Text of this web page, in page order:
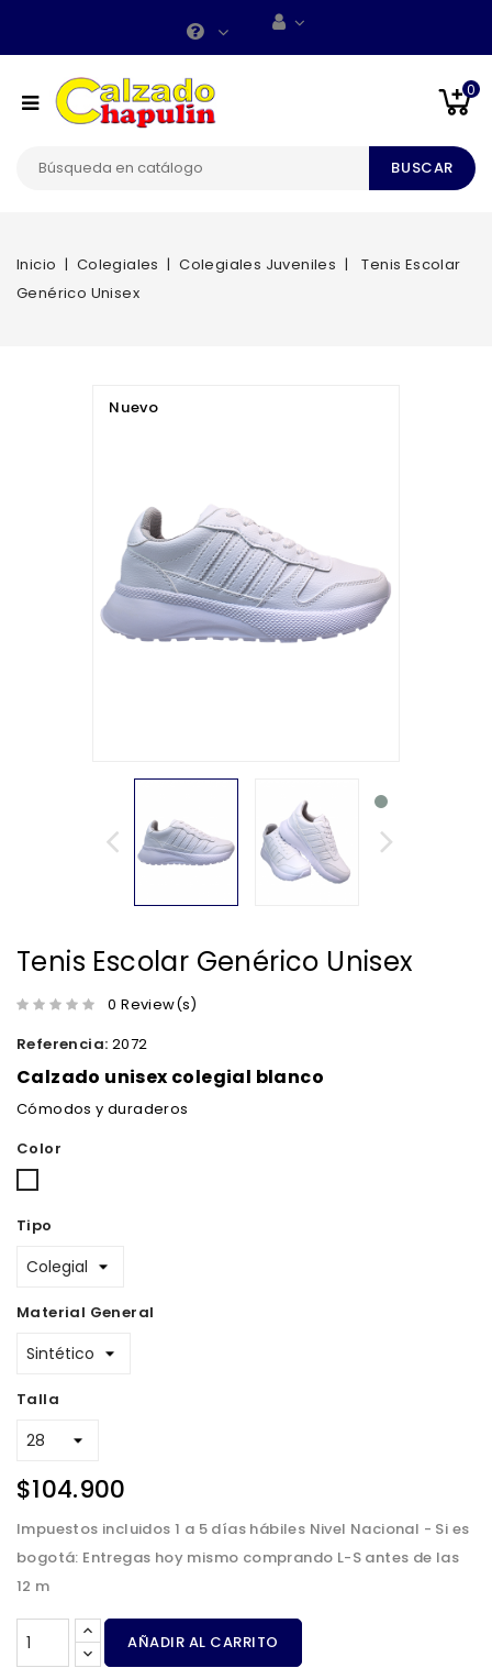
0
BUSCAR
Inicio Colegiales Colegiales Juveniles
Tenis Escolar
Genérico Unisex
Nuevo
Tenis Escolar Genérico Unisex
0 Review(s)
Referencia: 2072
Calzado unisex colegial blanco
Cómodos y duraderos
Color
Blanco
Tipo
Material General
Talla
$104.900
Impuestos incluidos 1 a 5 días hábiles Nivel Nacional - Si es
bogotá: Entregas hoy mismo comprando L-S antes de las
12 m
AÑADIR AL CARRITO